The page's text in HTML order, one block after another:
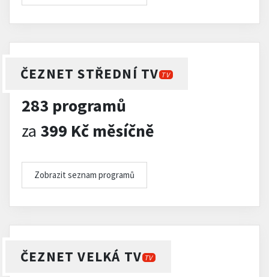
ČEZNET STŘEDNÍ TV TV
283 programů
za 399 Kč měsíčně
Zobrazit seznam programů
ČEZNET VELKÁ TV TV